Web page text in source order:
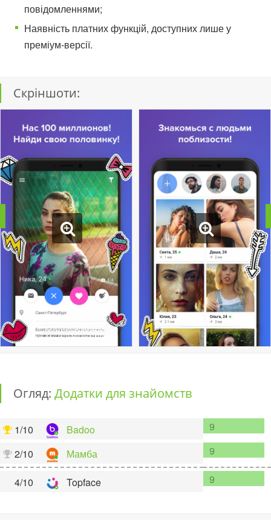
повідомленнями;
Наявність платних функцій, доступних лише у
преміум-версії.
Скріншоти:
Огляд: Додатки для знайомств
1/10
Badoo
2/10
Мамба
4/10 Topface
9
9
9